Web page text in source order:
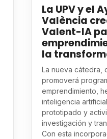
La UPV y el
València
Valent-IA
la
La nueva cátedra,
promoverá
emprendimiento,
inteligencia
prototipado y
investigación y
Con esta